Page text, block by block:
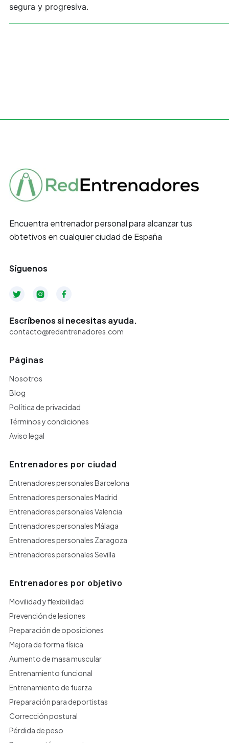
segura y progresiva.
Encuentra entrenador personal para alcanzar tus
obtetivos en cualquier ciudad de España
Síguenos
  
Escríbenos si necesitas ayuda.
contacto@redentrenadores.com
Páginas
Nosotros
Blog
Política de privacidad
Términos y condiciones
Aviso legal
Entrenadores por ciudad
Entrenadores personales Barcelona
Entrenadores personales Madrid
Entrenadores personales Valencia
Entrenadores personales Málaga
Entrenadores personales Zaragoza
Entrenadores personales Sevilla
Entrenadores por objetivo
Movilidad y flexibilidad
Prevención de lesiones
Preparación de oposiciones
Mejora de forma física
Aumento de masa muscular
Entrenamiento funcional
Entrenamiento de fuerza
Preparación para deportistas
Corrección postural
Pérdida de peso